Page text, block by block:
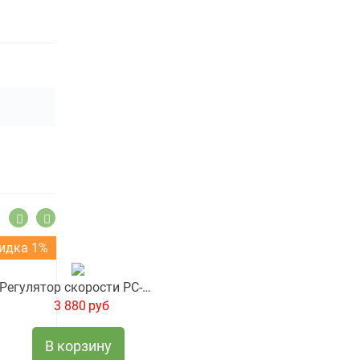
1%
Регулятор скорости РС-1-300
3 880 руб
В корзину